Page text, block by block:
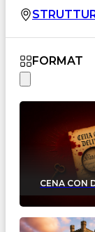
FORMAT
CENA CON